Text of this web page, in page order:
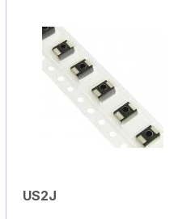
US2J